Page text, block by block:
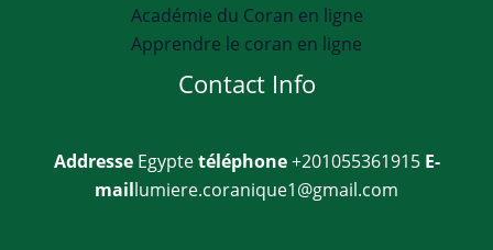
Académie du Coran en ligne
Apprendre le coran en ligne
Contact Info
AddresseEgyptetéléphone+201055361915 E-
maillumiere.coranique1@gmail.com